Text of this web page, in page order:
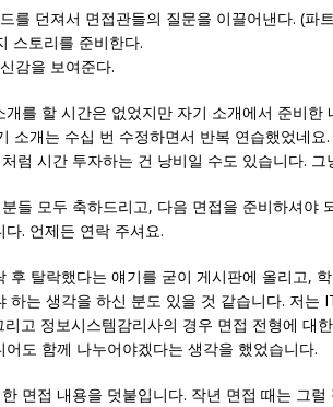
를 던져서 면접관들의 질문을 이끌어낸다. (파
스토리를 준비한다.
감을 보여준다.
개를 할 시간은 없었지만 자기 소개에서 준비한
소개는 수십 번 수정하면서 반복 연습했었네
럼 시간 투자하는 건 낭비일 수도 있습니다.
들 모두 축하드리고, 다음 면접을 준비하셔야
. 언제든 연락 주셔요.
후 탈락했다는 얘기를 굳이 게시판에 올리고,
하는 생각을 하신 분도 있을 것 같습니다. 저는
고 정보시스템감리사의 경우 면접 전형에 대
도 함께 나누어야겠다는 생각을 했었습니다.
면접 내용을 덧붙입니다. 작년 면접 때는 그